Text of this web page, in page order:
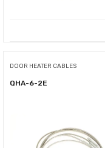
DOOR HEATER CABLES
QHA-6-2E